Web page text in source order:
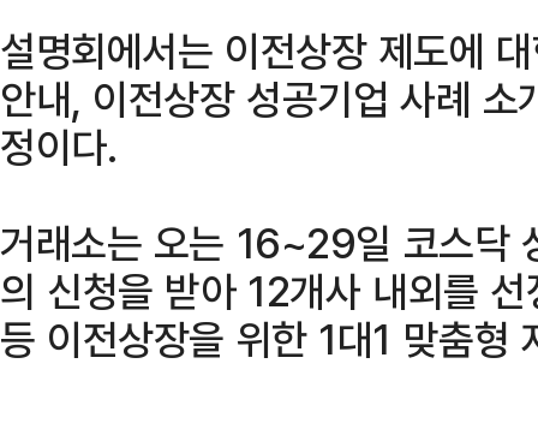
설명회에서는 이전상장 제도에
안내, 이전상장 성공기업 사례
정이다.
거래소는 오는 16~29일 코스닥
의 신청을 받아 12개사 내외를
등 이전상장을 위한 1대1 맞춤형